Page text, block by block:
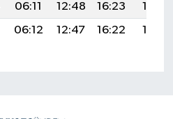
06:11 12:48 16:23
19:14
06:12 12:47 16:22 19:13